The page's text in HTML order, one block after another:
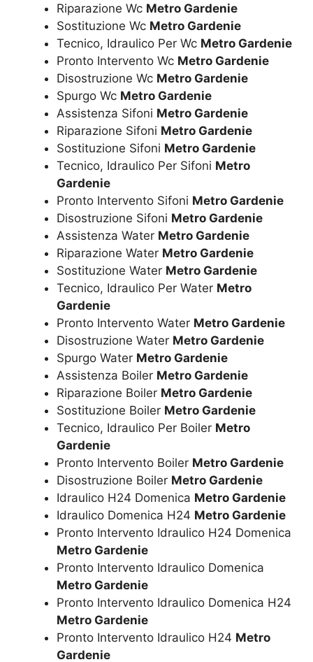
Riparazione Wc Metro Gardenie
Sostituzione Wc Metro Gardenie
Tecnico, Idraulico Per Wc Metro Gardenie
Pronto Intervento Wc Metro Gardenie
Disostruzione Wc Metro Gardenie
Spurgo Wc Metro Gardenie
Assistenza Sifoni Metro Gardenie
Riparazione Sifoni Metro Gardenie
Sostituzione Sifoni Metro Gardenie
Tecnico, Idraulico Per Sifoni Metro
Gardenie
Pronto Intervento Sifoni Metro Gardenie
Disostruzione Sifoni Metro Gardenie
Assistenza Water Metro Gardenie
Riparazione Water Metro Gardenie
Sostituzione Water Metro Gardenie
Tecnico, Idraulico Per Water Metro
Gardenie
Pronto Intervento Water Metro Gardenie
Disostruzione Water Metro Gardenie
Spurgo Water Metro Gardenie
Assistenza Boiler Metro Gardenie
Riparazione Boiler Metro Gardenie
Sostituzione Boiler Metro Gardenie
Tecnico, Idraulico Per Boiler Metro
Gardenie
Pronto Intervento Boiler Metro Gardenie
Disostruzione Boiler Metro Gardenie
Idraulico H24 Domenica Metro Gardenie
Idraulico Domenica H24 Metro Gardenie
Pronto Intervento Idraulico H24 Domenica
Metro Gardenie
Pronto Intervento Idraulico Domenica
Metro Gardenie
Pronto Intervento Idraulico Domenica H24
Metro Gardenie
Pronto Intervento Idraulico H24 Metro
Gardenie